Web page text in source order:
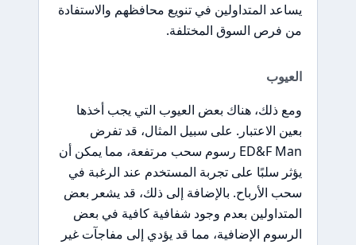
يساعد المتداولين في تنويع محافظهم والاستفادة
من فرص السوق المختلفة.
العيوب
ومع ذلك، هناك بعض العيوب التي يجب أخذها
بعين الاعتبار. على سبيل المثال، قد تفرض
ED&F Man رسوم سحب مرتفعة، مما يمكن أن
يؤثر سلبًا على تجربة المستخدم عند الرغبة في
سحب الأرباح. بالإضافة إلى ذلك، قد يشعر بعض
المتداولين بعدم وجود شفافية كافية في بعض
الرسوم الإضافية، مما قد يؤدي إلى مفاجآت غير